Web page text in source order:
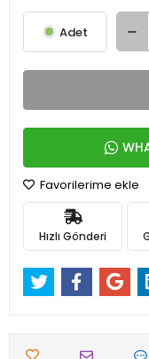
Adet
Favorilerime ekle
Hızlı Gönderi